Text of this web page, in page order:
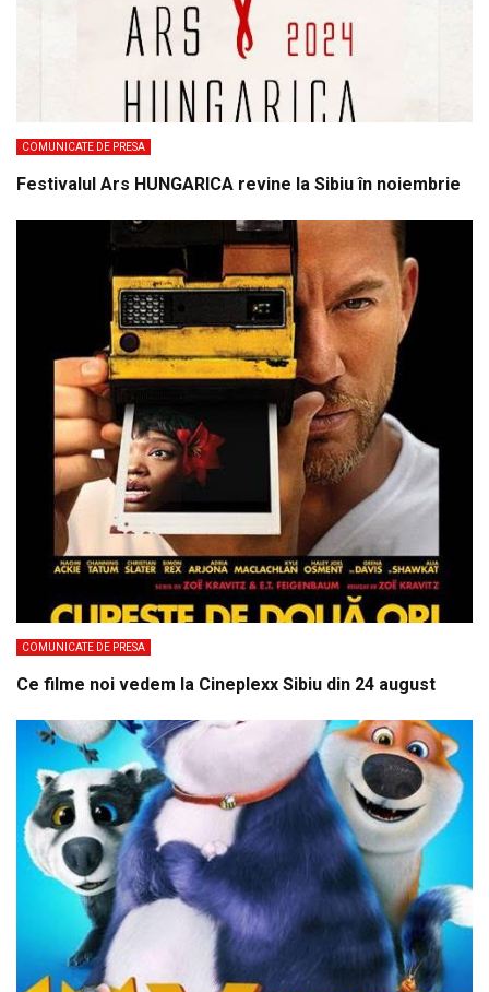
COMUNICATE DE PRESA
Festivalul Ars HUNGARICA revine la Sibiu în noiembrie
COMUNICATE DE PRESA
Ce filme noi vedem la Cineplexx Sibiu din 24 august